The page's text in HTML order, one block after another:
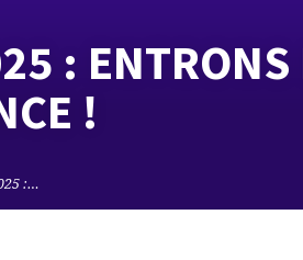
: ENTRONS
!
:…